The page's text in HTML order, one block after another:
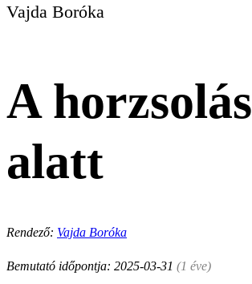
Vajda Boróka
A horzsolás
alatt
Rendező: Vajda Boróka
Bemutató időpontja: 2025-03-31 (1 éve)